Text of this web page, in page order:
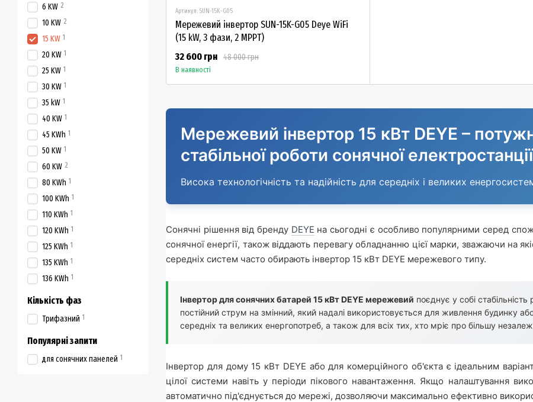
Мережевий інвертор 15 кВт DEYE –
стабільної роботи сонячної електростанції
Висока технологічність та надійність для середніх і великих
Сонячні рішення від бренду DEYE на сьогодні є особливо популярними серед
сонячної енергії, також віддають перевагу обладнанню цієї марки, зважаючи на
середніх систем часто обирають інвертор 15 кВт DEYE мережевого типу.
Інвертор для сонячних батарей 15 кВт DEYE мережевий поєднує у собі
постійний струм на змінний, який надалі використовується для живлення будинку
середніх та великих енергопотреб, а також для всіх тих, хто мріє про більшу
Інвертор для дому 15 кВт DEYE або для комерційного об'єкта є ідеальним
цілої системи навіть у періоди пікового навантаження. Якщо налаштування
автоматично під'єднується до мережі, дозволяючи максимально ефективно
Артикул: SUN-15K-G05
Мережевий інвертор SUN-15K-G05 Deye WiFi
(15 kW, 3 фази, 2 MPPT)
48 000 грн
32 600 грн
В наявності
6 KW 2
10 KW 2
15 KW 1
20 KW 1
25 KW 1
30 KW 1
35 kW 1
40 KW 1
45 KWh 1
50 KW 1
60 KW 2
80 KWh 1
100 KWh 1
110 KWh 1
120 KWh 1
125 KWh 1
135 KWh 1
136 KWh 1
Кількість фаз
Трифазний 1
Популярні запити
для сонячних панелей 1